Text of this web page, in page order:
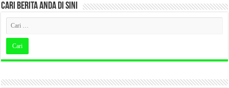
CARI BERITA ANDA DI SINI